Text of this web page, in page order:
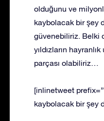
olduğunu ve
kaybolacak bir şey
güvenebiliriz. Belki
yıldızların
parçası olabiliriz…
[inlinetweet
kaybolacak bir şey